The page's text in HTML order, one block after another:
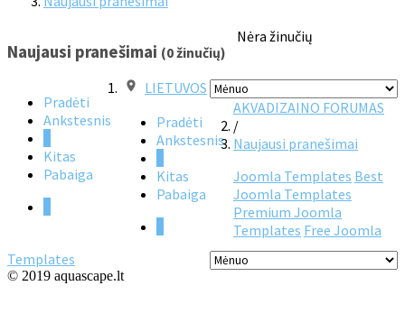
Naujausi pranešimai (0 žinučių)
Pradėti
Ankstesnis
Kitas
Pabaiga
Nėra žinučių
Pradėti
Ankstesnis
Kitas
Pabaiga
LIETUVOS
AKVADIZAINO FORUMAS
/
Naujausi pranešimai
Joomla Templates Best
Joomla Templates
Premium Joomla
Templates Free Joomla
Templates
© 2019 aquascape.lt